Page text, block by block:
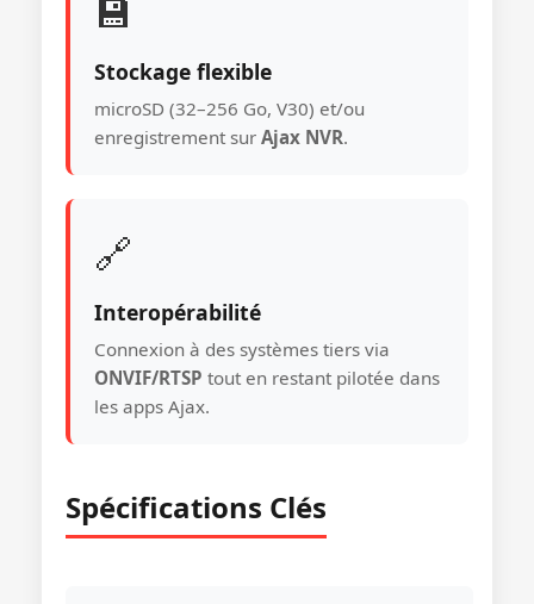
💾
Stockage flexible
microSD (32–256 Go, V30) et/ou
enregistrement sur Ajax NVR.
🔗
Interopérabilité
Connexion à des systèmes tiers via
ONVIF/RTSP tout en restant pilotée dans
les apps Ajax.
Spécifications Clés